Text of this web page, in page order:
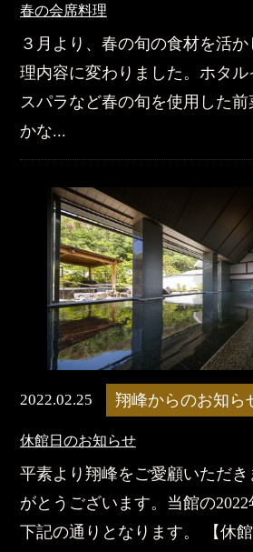
春の会席料理
３月より、春の旬の食材を活
理内容に変わりました。ホタ
スパラなど春の旬を使用した
かな...
2022.02.25 翔峰からのお知ら
休館日のお知らせ
平素より翔峰をご愛顧いただき
がとうございます。当館の
下記の通りとなります。 【休